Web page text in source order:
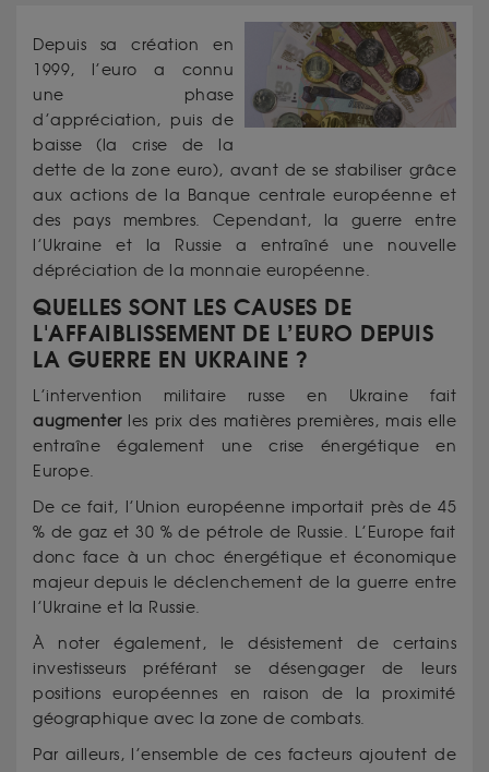
Depuis sa création en
1999, l’euro a connu
une phase
d’appréciation, puis de
baisse (la crise de la
dette de la zone euro), avant de se stabiliser grâce
aux actions de la Banque centrale européenne et
des pays membres. Cependant, la guerre entre
l’Ukraine et la Russie a entraîné une nouvelle
dépréciation de la monnaie européenne.
QUELLES SONT LES CAUSES DE
L'AFFAIBLISSEMENT DE L’EURO DEPUIS
LA GUERRE EN UKRAINE ?
L’intervention militaire russe en Ukraine fait
augmenterles prix des matières premières, mais elle
entraîne également une crise énergétique en
Europe.
De ce fait, l’Union européenne importait près de 45
% de gaz et 30 % de pétrole de Russie. L’Europe fait
donc face à un choc énergétique et économique
majeur depuis le déclenchement de la guerre entre
l’Ukraine et la Russie.
À noter également, le désistement de certains
investisseurs préférant se désengager de leurs
positions européennes en raison de la proximité
géographique avec la zone de combats.
Par ailleurs, l’ensemble de ces facteurs ajoutent de